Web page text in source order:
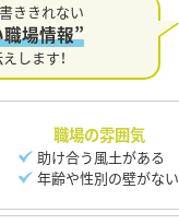
ききれない
場情報”
します！
職場の雰囲気
助け合う風土がある
年齢や性別の壁がない